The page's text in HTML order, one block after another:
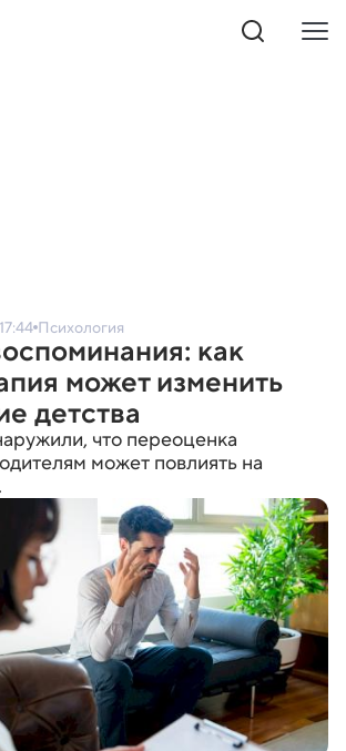
Психология
как
может изменить
детства
что переоценка
может повлиять на